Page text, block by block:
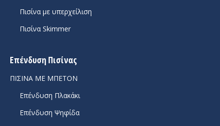
Πισίνα με υπερχείλιση
Πισίνα Skimmer
Επένδυση Πισίνας
ΠΙΣΙΝΑ ΜΕ ΜΠΕΤΟΝ
Επένδυση Πλακάκι
Επένδυση Ψηφίδα